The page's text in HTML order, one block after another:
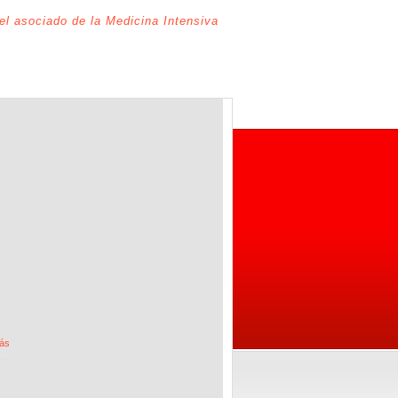
asociado de la Medicina Intensiva